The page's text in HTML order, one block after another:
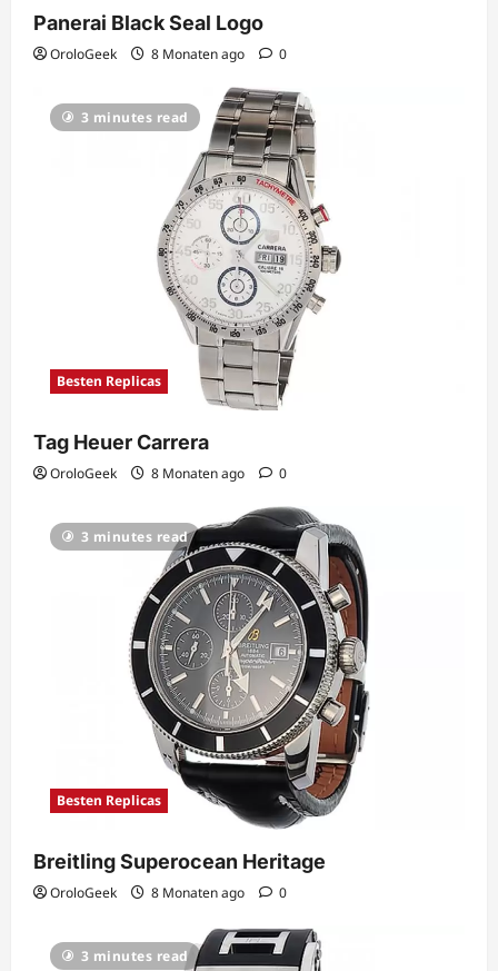
Panerai Black Seal Logo
OroloGeek 8 Monaten ago 0
3 minutes read
Besten Replicas
Tag Heuer Carrera
OroloGeek 8 Monaten ago 0
3 minutes read
Besten Replicas
Breitling Superocean Heritage
OroloGeek 8 Monaten ago 0
3 minutes read